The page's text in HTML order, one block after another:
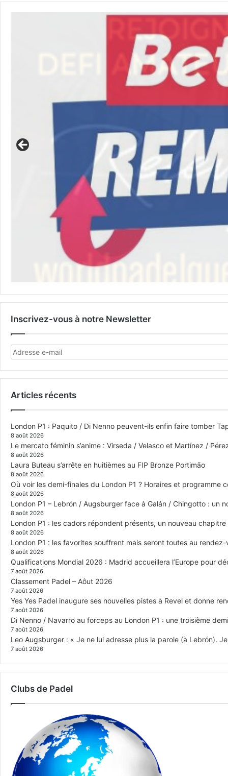
Inscrivez-vous à notre Newsletter
Articles récents
London P1 : Paquito / Di Nenno peuvent-ils enfin faire tomber
8 août 2026
Le mercato féminin s’anime : Virseda / Velasco et Martínez /
8 août 2026
Laura Buteau s’arrête en huitièmes au FIP Bronze Portimão
8 août 2026
Où voir les demi-finales du London P1 ? Horaires et programme
8 août 2026
London P1 – Lebrón / Augsburger face à Galán / Chingotto : un
8 août 2026
London P1 : les cadors répondent présents, un nouveau
8 août 2026
London P1 : les favorites souffrent mais seront toutes au
8 août 2026
Qualifications Mondial 2026 : Madrid accueillera l’Europe pour
7 août 2026
Classement Padel – Aôut 2026
7 août 2026
Yes Yes Padel inaugure ses nouvelles pistes à Revel et donne
7 août 2026
Di Nenno / Navarro au forceps au London P1 : une troisième
7 août 2026
Leo Augsburger : « Je ne lui adresse plus la parole (à Lebrón).
7 août 2026
Clubs de Padel